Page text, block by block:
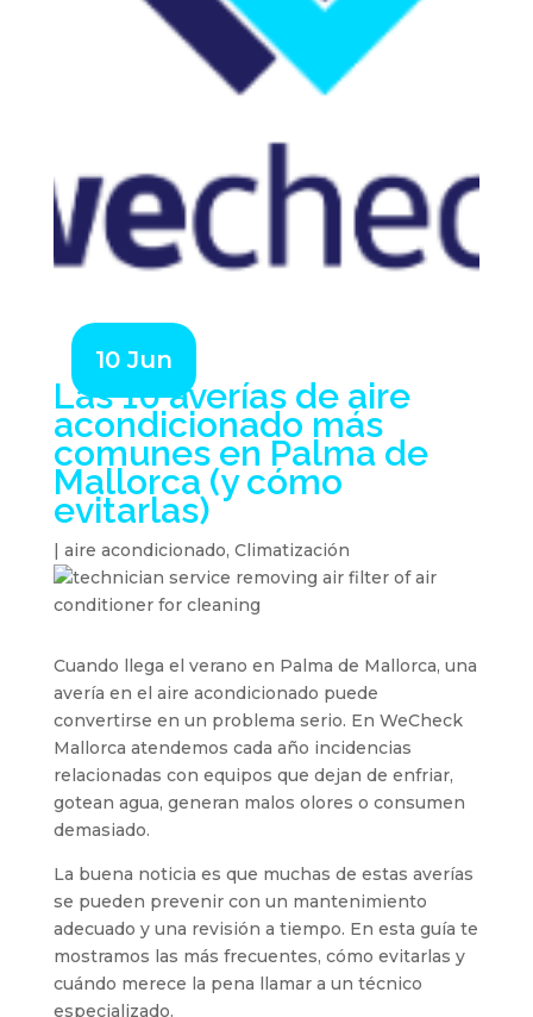
Las 10 averías de aire
acondicionado más
comunes en Palma de
Mallorca (y cómo
evitarlas)
10 Jun
| aire acondicionado, Climatización
Cuando llega el verano en Palma de Mallorca, una
avería en el aire acondicionado puede
convertirse en un problema serio. En WeCheck
Mallorca atendemos cada año incidencias
relacionadas con equipos que dejan de enfriar,
gotean agua, generan malos olores o consumen
demasiado.
La buena noticia es que muchas de estas averías
se pueden prevenir con un mantenimiento
adecuado y una revisión a tiempo. En esta guía te
mostramos las más frecuentes, cómo evitarlas y
cuándo merece la pena llamar a un técnico
especializado.